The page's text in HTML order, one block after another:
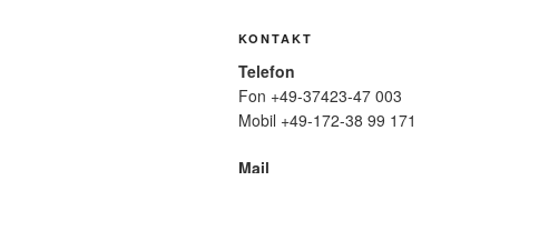
KONTAKT
Telefon
Fon +49-37423-47 003
Mobil +49-172-38 99 171
Mail